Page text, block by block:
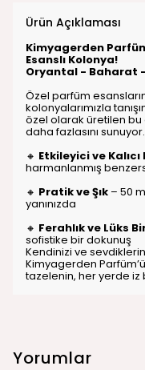
Ürün Açıklaması
Kimyagerden
Esanslı Kolonya!
Oryantal - Baharat
Özel parfüm
kolonyalarımızla
özel olarak üretilen
daha fazlasını sunuyor.
🔸 Etkileyici ve Kalıcı
harmanlanmış
🔸 Pratik ve Şık – 50
yanınızda
🔸 Ferahlık ve Lüks
sofistike bir dokunuş
Kendinizi ve
Kimyagerden
tazelenin, her yerde iz
Yorumlar